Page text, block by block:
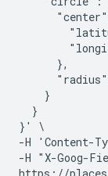
      },
    }
  }
}' \
-H 'Content-
-H "X-Goog-